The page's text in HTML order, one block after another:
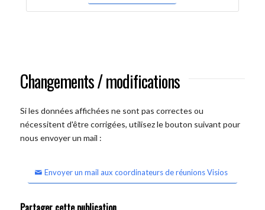
Changements / modifications
Si les données affichées ne sont pas correctes ou
nécessitent d'être corrigées, utilisez le bouton suivant pour
nous envoyer un mail :
Envoyer un mail aux coordinateurs de réunions Visios